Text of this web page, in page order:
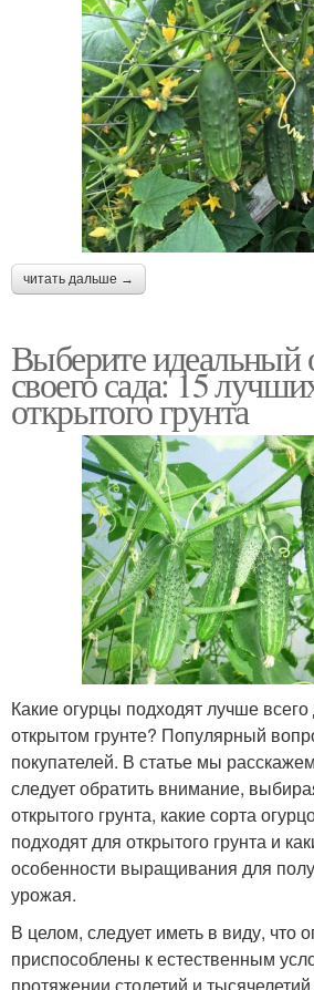
читать дальше →
Выберите идеальный
своего сада: 15
открытого грунта
Какие огурцы подходят лучше
открытом грунте? Популярный
покупателей. В статье мы
следует обратить внимание,
открытого грунта, какие сорта
подходят для открытого грунта и
особенности выращивания для
урожая.
В целом, следует иметь в виду, что
приспособлены к естественным